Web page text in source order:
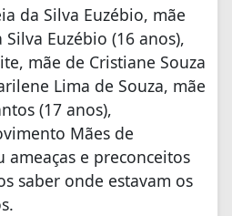
da Silva Euzébio, mãe
Euzébio (16 anos),
mãe de Cristiane Souza
Lima de Souza, mãe
(17 anos),
Mães de
e preconceitos
saber onde estavam os